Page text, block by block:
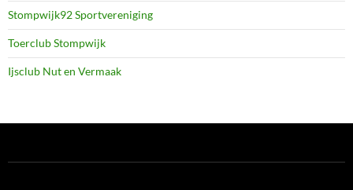
Stompwijk92 Sportvereniging
Toerclub Stompwijk
Ijsclub Nut en Vermaak